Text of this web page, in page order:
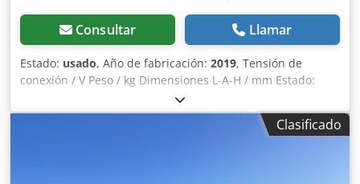
Consultar Llamar
Estado: usado, Año de fabricación: 2019, Tensión de
conexión / V Peso / kg Dimensiones L-A-H / mm Estado:
Como nuevo Tipo: Girador de bidones SV-Ex Nº de artículo:
147724 Año de fabricación: 2019 Djdpoypwd Djfx An Uock
Clasificado